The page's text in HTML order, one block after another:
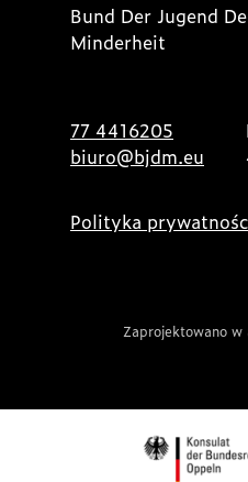
Bund Der Jugend
Minderheit
77 4416205
biuro@bjdm.eu
Polityka
Zaprojektowano w